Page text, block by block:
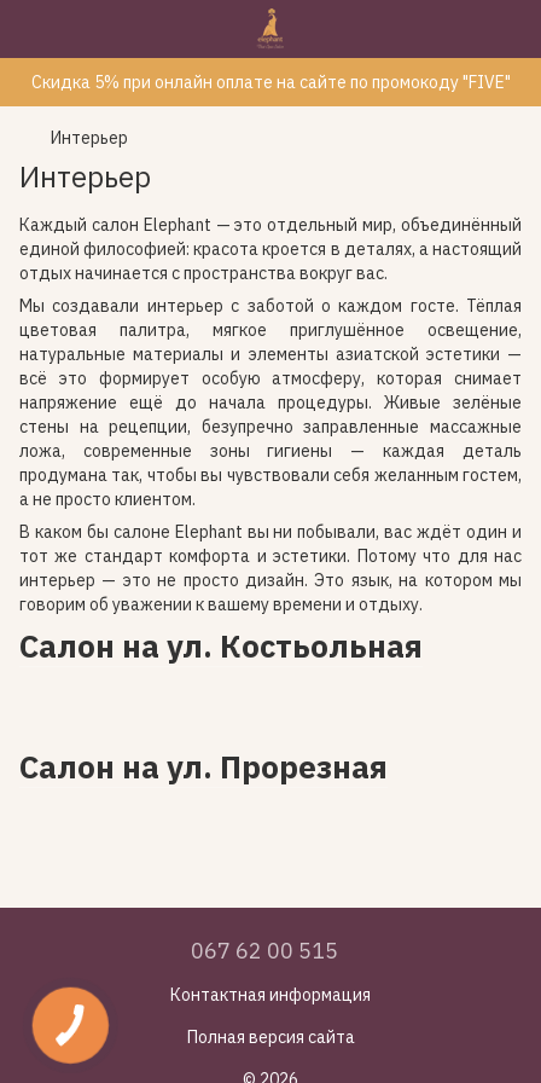
Скидка 5% при онлайн оплате на сайте по промокоду "FIVE"
Интерьер
Интерьер
Каждый салон Elephant — это отдельный мир, объединённый
единой философией: красота кроется в деталях, а настоящий
отдых начинается с пространства вокруг вас.
Мы создавали интерьер с заботой о каждом госте. Тёплая
цветовая палитра, мягкое приглушённое освещение,
натуральные материалы и элементы азиатской эстетики —
всё это формирует особую атмосферу, которая снимает
напряжение ещё до начала процедуры. Живые зелёные
стены на рецепции, безупречно заправленные массажные
ложа, современные зоны гигиены — каждая деталь
продумана так, чтобы вы чувствовали себя желанным гостем,
а не просто клиентом.
В каком бы салоне Elephant вы ни побывали, вас ждёт один и
тот же стандарт комфорта и эстетики. Потому что для нас
интерьер — это не просто дизайн. Это язык, на котором мы
говорим об уважении к вашему времени и отдыху.
Салон на ул. Костьольная
Салон на ул. Прорезная
067 62 00 515
Контактная информация
Полная версия сайта